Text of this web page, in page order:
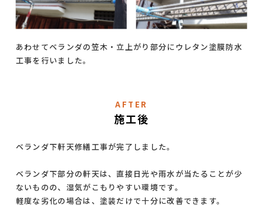
あわせてベランダの笠木・立上がり部分にウレタン塗膜防水
工事を行いました。
AFTER
施工後
ベランダ下軒天修繕工事が完了しました。
ベランダ下部分の軒天は、直接日光や雨水が当たることが少
ないものの、湿気がこもりやすい環境です。
軽度な劣化の場合は、塗装だけで十分に改善できます。